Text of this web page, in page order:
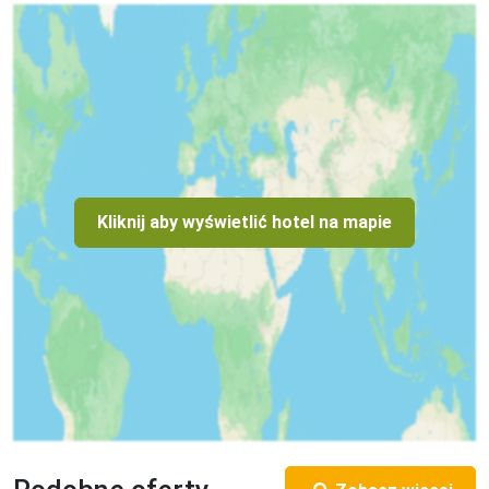
Klimatyzacja indywidualna
Suite
Dla max. 3 osób, Kanały telewizji: Angielski, Telefon w
pokoju, wanna, prysznic, Powierzchnia pokoju: ok. 40 - 45
m2, Dostawka: łóżko rozkładane, Rodzaj podłogi: płytki,
Sprzątanie codziennie, Salon, 1 sypialnia, Maksymalna liczba
osób dorosłych: 3, Maksymalna liczba dzieci: 2, Widok na
miasto,Widok na fontannę,Widok na basen, Liczba łazienek:
1, Liczba toalet: 1, Zestaw do parzenia kawy i herbaty,
Klimatyzacja: Klimatyzacja indywidualna
Sport i rozrywka
Koszykówka ¹⁾, Pilka nozna ¹⁾, Siatkówka ¹⁾, Squash ¹⁾,
Minigolf ¹⁾, Miniboisko do piłki nożnej ¹⁾, Bilard ¹⁾, Surfing ¹⁾,
Parasailing ¹⁾, Kitesurfing ¹⁾, Klub nurkowy ¹⁾
¹⁾ - dodatkowo płatne
Kliknij aby wyświetlić hotel na mapie